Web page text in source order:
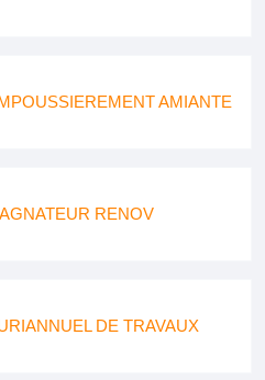
AMIANTE
RENOV
DE TRAVAUX